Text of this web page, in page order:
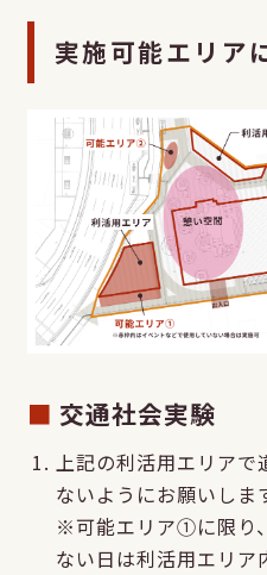
実施可能エリア
交通社会実験
上記の利活用エリアで
ないようにお願いしま
※可能エリア①に限り
ない日は利活用エリア